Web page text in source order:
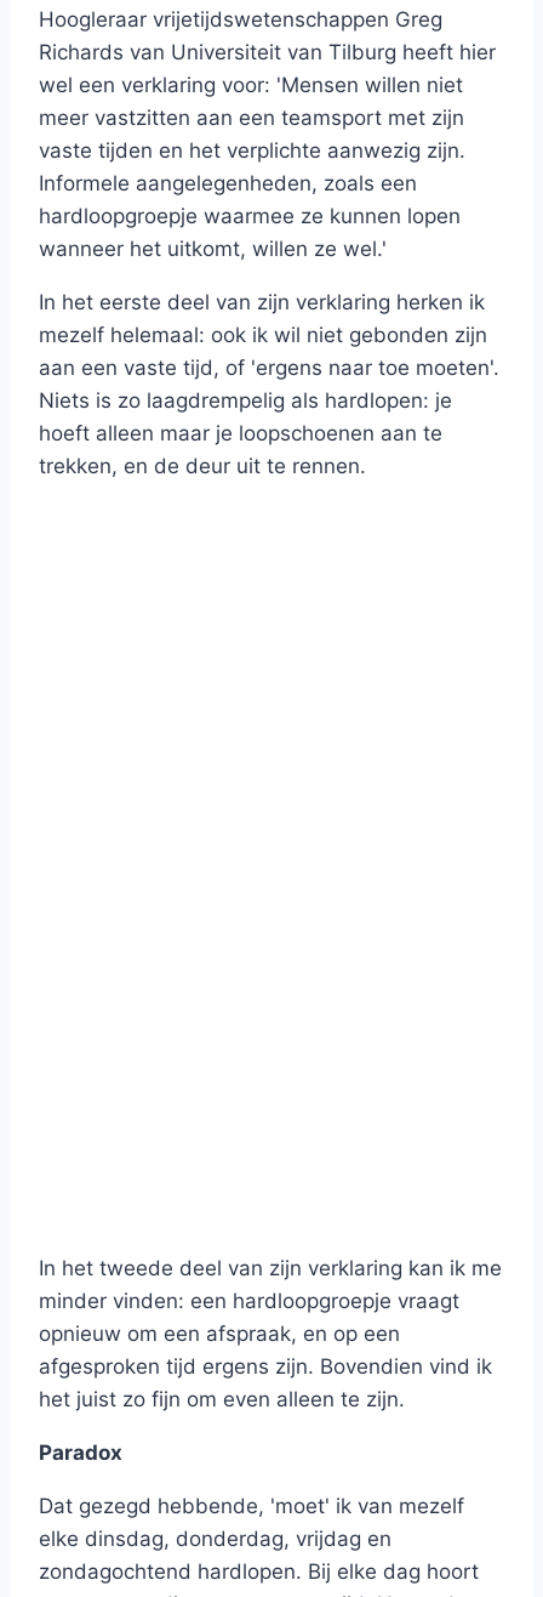
Hoogleraar vrijetijdswetenschappen Greg
Richards van Universiteit van Tilburg heeft hier
wel een verklaring voor: 'Mensen willen niet
meer vastzitten aan een teamsport met zijn
vaste tijden en het verplichte aanwezig zijn.
Informele aangelegenheden, zoals een
hardloopgroepje waarmee ze kunnen lopen
wanneer het uitkomt, willen ze wel.'
In het eerste deel van zijn verklaring herken ik
mezelf helemaal: ook ik wil niet gebonden zijn
aan een vaste tijd, of 'ergens naar toe moeten'.
Niets is zo laagdrempelig als hardlopen: je
hoeft alleen maar je loopschoenen aan te
trekken, en de deur uit te rennen.
In het tweede deel van zijn verklaring kan ik me
minder vinden: een hardloopgroepje vraagt
opnieuw om een afspraak, en op een
afgesproken tijd ergens zijn. Bovendien vind ik
het juist zo fijn om even alleen te zijn.
Paradox
Dat gezegd hebbende, 'moet' ik van mezelf
elke dinsdag, donderdag, vrijdag en
zondagochtend hardlopen. Bij elke dag hoort